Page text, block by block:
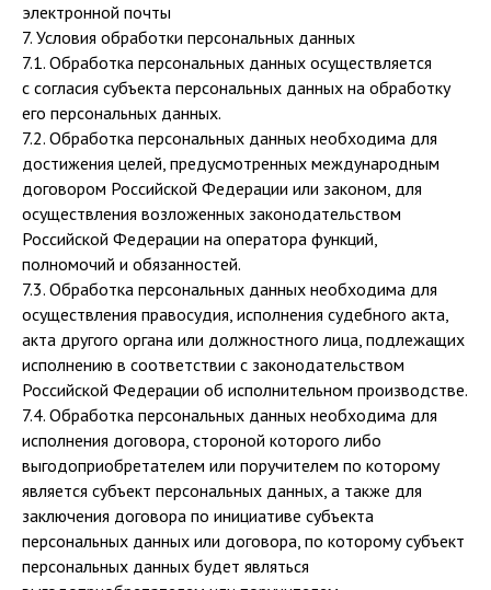
электронной почты
7. Условия обработки персональных данных
7.1. Обработка персональных данных осуществляется
с согласия субъекта персональных данных на обработку
его персональных данных.
7.2. Обработка персональных данных необходима для
достижения целей, предусмотренных международным
договором Российской Федерации или законом, для
осуществления возложенных законодательством
Российской Федерации на оператора функций,
полномочий и обязанностей.
7.3. Обработка персональных данных необходима для
осуществления правосудия, исполнения судебного акта,
акта другого органа или должностного лица, подлежащих
исполнению в соответствии с законодательством
Российской Федерации об исполнительном производстве.
7.4. Обработка персональных данных необходима для
исполнения договора, стороной которого либо
выгодоприобретателем или поручителем по которому
является субъект персональных данных, а также для
заключения договора по инициативе субъекта
персональных данных или договора, по которому субъект
персональных данных будет являться